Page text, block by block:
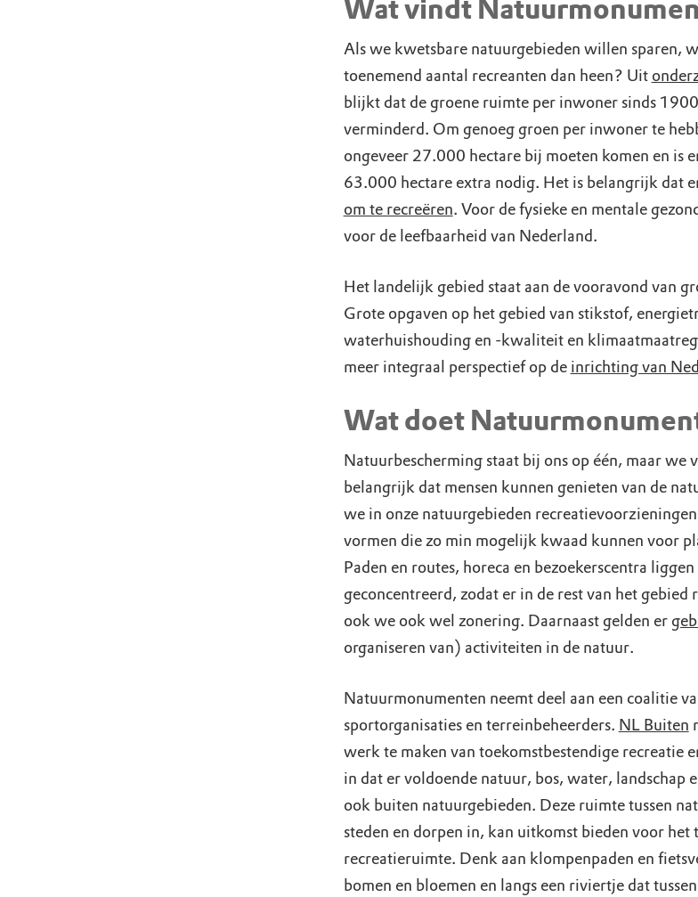
Wat vindt
Als we kwetsbare natuurgebieden willen sparen,
toenemend aantal recreanten dan heen? Uit
blijkt dat de groene ruimte per inwoner sinds
verminderd. Om genoeg groen per inwoner te
ongeveer 27.000 hectare bij moeten komen en is
63.000 hectare extra nodig. Het is belangrijk dat
om te recreëren. Voor de fysieke en mentale
voor de leefbaarheid van Nederland.
Het landelijk gebied staat aan de vooravond van
Grote opgaven op het gebied van stikstof,
waterhuishouding en -kwaliteit en
meer integraal perspectief op de inrichting van
Wat doet
Natuurbescherming staat bij ons op één, maar we
belangrijk dat mensen kunnen genieten van de
we in onze natuurgebieden
vormen die zo min mogelijk kwaad kunnen voor
Paden en routes, horeca en bezoekerscentra
geconcentreerd, zodat er in de rest van het gebied
ook we ook wel zonering. Daarnaast gelden er
organiseren van) activiteiten in de natuur.
Natuurmonumenten neemt deel aan een coalitie
sportorganisaties en terreinbeheerders. NL Buiten
werk te maken van toekomstbestendige recreatie
in dat er voldoende natuur, bos, water, landschap
ook buiten natuurgebieden. Deze ruimte tussen
steden en dorpen in, kan uitkomst bieden voor het
recreatieruimte. Denk aan klompenpaden en
bomen en bloemen en langs een riviertje dat